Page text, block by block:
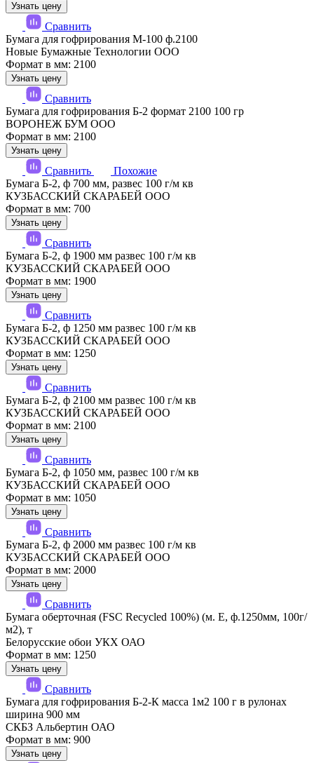
Узнать цену
Сравнить
Бумага для гофрирования М-100 ф.2100
Новые Бумажные Технологии ООО
Формат в мм: 2100
Узнать цену
Сравнить
Бумага для гофрирования Б-2 формат 2100 100 гр
ВОРОНЕЖ БУМ ООО
Формат в мм: 2100
Узнать цену
Сравнить
Похожие
Бумага Б-2, ф 700 мм, развес 100 г/м кв
КУЗБАССКИЙ СКАРАБЕЙ ООО
Формат в мм: 700
Узнать цену
Сравнить
Бумага Б-2, ф 1900 мм развес 100 г/м кв
КУЗБАССКИЙ СКАРАБЕЙ ООО
Формат в мм: 1900
Узнать цену
Сравнить
Бумага Б-2, ф 1250 мм развес 100 г/м кв
КУЗБАССКИЙ СКАРАБЕЙ ООО
Формат в мм: 1250
Узнать цену
Сравнить
Бумага Б-2, ф 2100 мм развес 100 г/м кв
КУЗБАССКИЙ СКАРАБЕЙ ООО
Формат в мм: 2100
Узнать цену
Сравнить
Бумага Б-2, ф 1050 мм, развес 100 г/м кв
КУЗБАССКИЙ СКАРАБЕЙ ООО
Формат в мм: 1050
Узнать цену
Сравнить
Бумага Б-2, ф 2000 мм развес 100 г/м кв
КУЗБАССКИЙ СКАРАБЕЙ ООО
Формат в мм: 2000
Узнать цену
Сравнить
Бумага оберточная (FSC Recycled 100%) (м. Е, ф.1250мм, 100г/
м2), т
Белорусские обои УКХ ОАО
Формат в мм: 1250
Узнать цену
Сравнить
Бумага для гофрирования Б-2-К масса 1м2 100 г в рулонах
ширина 900 мм
СКБЗ Альбертин ОАО
Формат в мм: 900
Узнать цену